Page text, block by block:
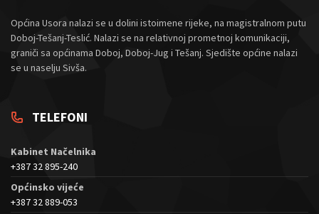
Općina Usora nalazi se u dolini istoimene rijeke, na magistralnom putu
Doboj-Tešanj-Teslić. Nalazi se na relativnoj prometnoj komunikaciji,
graniči sa općinama Doboj, Doboj-Jug i Tešanj. Sjedište općine nalazi
se u naselju Sivša.
TELEFONI
Kabinet Načelnika
+387 32 895-240
Općinsko vijeće
+387 32 889-053